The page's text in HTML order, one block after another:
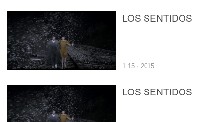
LOS SENTIDOS
1:15 · 2015
LOS SENTIDOS